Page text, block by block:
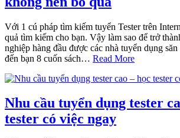
Với 1 cú pháp tìm kiếm tuyển Tester trên
quả tìm kiếm cho bạn. Vậy làm sao để trở
nghiệp hàng đầu được các nhà tuyển dụng
đến bạn 8 cuốn sách… Read More
Nhu cầu tuyển dụng tester
tester có việc ngay